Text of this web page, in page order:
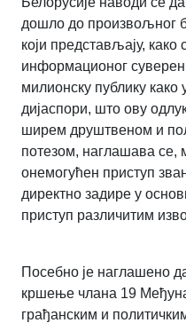
дошло до произвољног
који представљају,
информационог
милионску публику како
дијаспори, што ову
ширем друштвеном и
потезом, наглашава се,
онемогућен приступ
директно задире у
приступ различитим
Посебно је наглашено
кршење члана 19
грађанским и